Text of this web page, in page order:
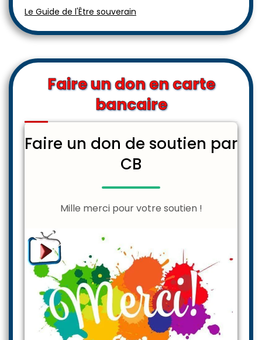
Le Guide de l'Être souverain
Faire un don en carte
bancaire
Faire un don de soutien par
CB
Mille merci pour votre soutien !